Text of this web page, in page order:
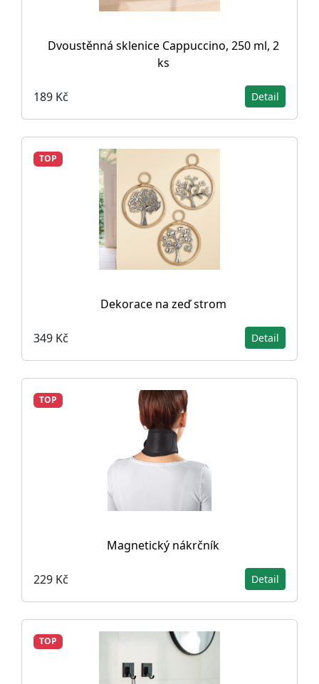
Dvoustěnná sklenice Cappuccino, 250 ml, 2
ks
189 Kč Detail
TOP
Dekorace na zeď strom
349 Kč Detail
TOP
Magnetický nákrčník
229 Kč Detail
TOP